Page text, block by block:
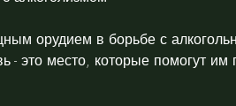
орудием в борьбе с
- это место, которые помогут им